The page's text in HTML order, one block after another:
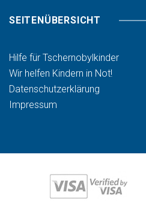
SEITENÜBERSICHT
Hilfe für Tschernobylkinder
Wir helfen Kindern in Not!
Datenschutzerklärung
Impressum